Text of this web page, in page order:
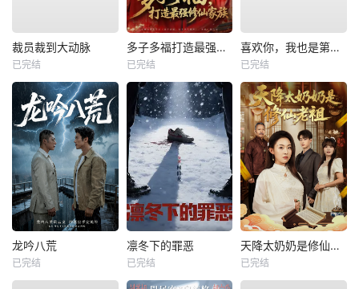
裁员裁到大动脉
已完结
多子多福打造最强修仙家族
已完结
喜欢你，我也是第一部
已完结
龙吟八荒
已完结
凛冬下的罪恶
已完结
天降太奶奶是修仙老祖
已完结